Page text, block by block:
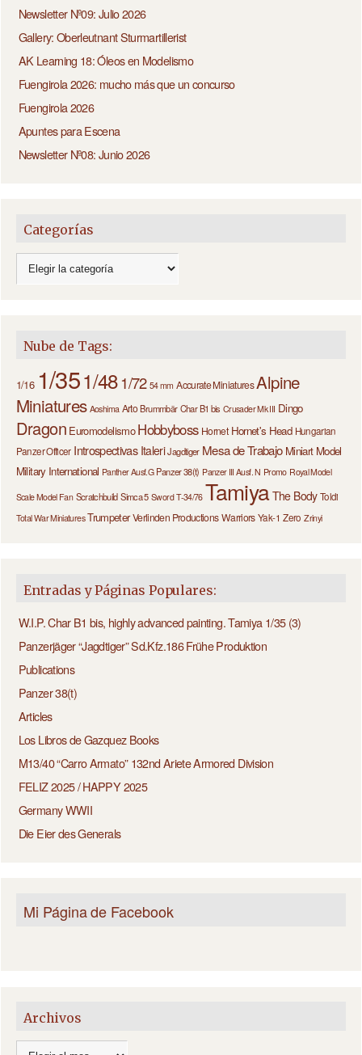
Newsletter Nº09: Julio 2026
Gallery: Oberleutnant Sturmartillerist
AK Learning 18: Óleos en Modelismo
Fuengirola 2026: mucho más que un concurso
Fuengirola 2026
Apuntes para Escena
Newsletter Nº08: Junio 2026
Categorías
Nube de Tags:
1/16 1/351/481/72 54 mm Accurate MiniaturesAlpine
Miniatures Aoshima Arto Brummbär Char B1 bis Crusader Mk III Dingo
Dragon Euromodelismo Hobbyboss Hornet Hornet's Head Hungarian
Panzer Officer Introspectivas Italeri Jagdtiger Mesa de Trabajo Miniart Model
Military International Panther Ausf.G Panzer 38(t) Panzer III Ausf. N Promo Royal Model
Scale Model Fan Scratchbuild Simca 5 Sword T-34/76 TamiyaThe Body Toldi
Total War Miniatures Trumpeter Verlinden Productions Warriors Yak-1 Zero Zrinyi
Entradas y Páginas Populares:
W.I.P. Char B1 bis, highly advanced painting. Tamiya 1/35 (3)
Panzerjäger “Jagdtiger” Sd.Kfz.186 Frühe Produktion
Publications
Panzer 38(t)
Articles
Los Libros de Gazquez Books
M13/40 “Carro Armato” 132nd Ariete Armored Division
FELIZ 2025 / HAPPY 2025
Germany WWII
Die Eier des Generals
Mi Página de Facebook
Archivos